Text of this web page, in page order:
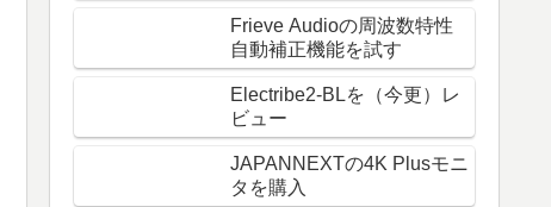
Frieve Audioの周波数特性
自動補正機能を試す
Electribe2-BLを（今更）レ
ビュー
JAPANNEXTの4K Plusモニ
タを購入